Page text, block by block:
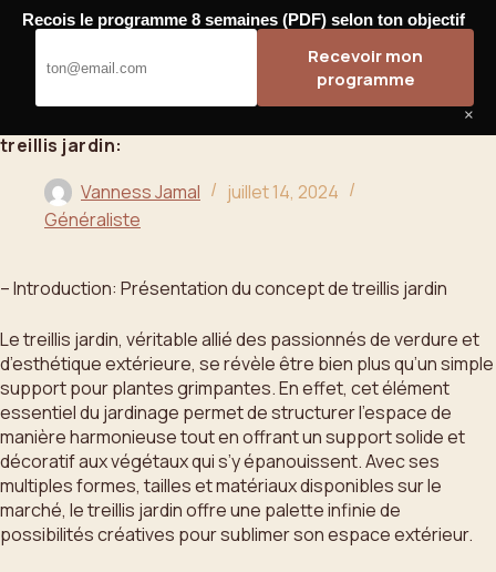
Passer
contenu
Bahoo
treillis jardin:
Vanness Jamal
juillet 14, 2024
Généraliste
– Introduction: Présentation du concept de treillis jardin
Le treillis jardin, véritable allié des passionnés de verdure et
d’esthétique extérieure, se révèle être bien plus qu’un simple
support pour plantes grimpantes. En effet, cet élément
essentiel du jardinage permet de structurer l’espace de
manière harmonieuse tout en offrant un support solide et
décoratif aux végétaux qui s’y épanouissent. Avec ses
multiples formes, tailles et matériaux disponibles sur le
marché, le treillis jardin offre une palette infinie de
possibilités créatives pour sublimer son espace extérieur.
Recois le programme 8 semaines (PDF) selon ton objectif
Recevoir mon
programme
×